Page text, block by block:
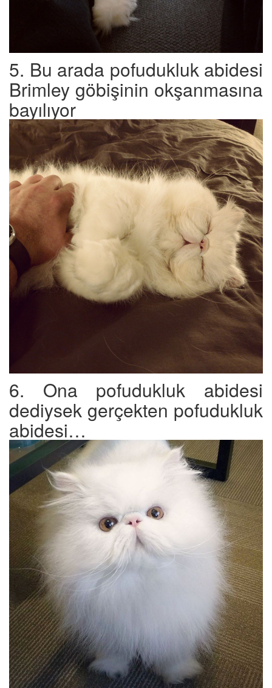
5. Bu arada pofudukluk abidesi
Brimley göbişinin okşanmasına
bayılıyor
6. Ona pofudukluk abidesi
dediysek gerçekten pofudukluk
abidesi…